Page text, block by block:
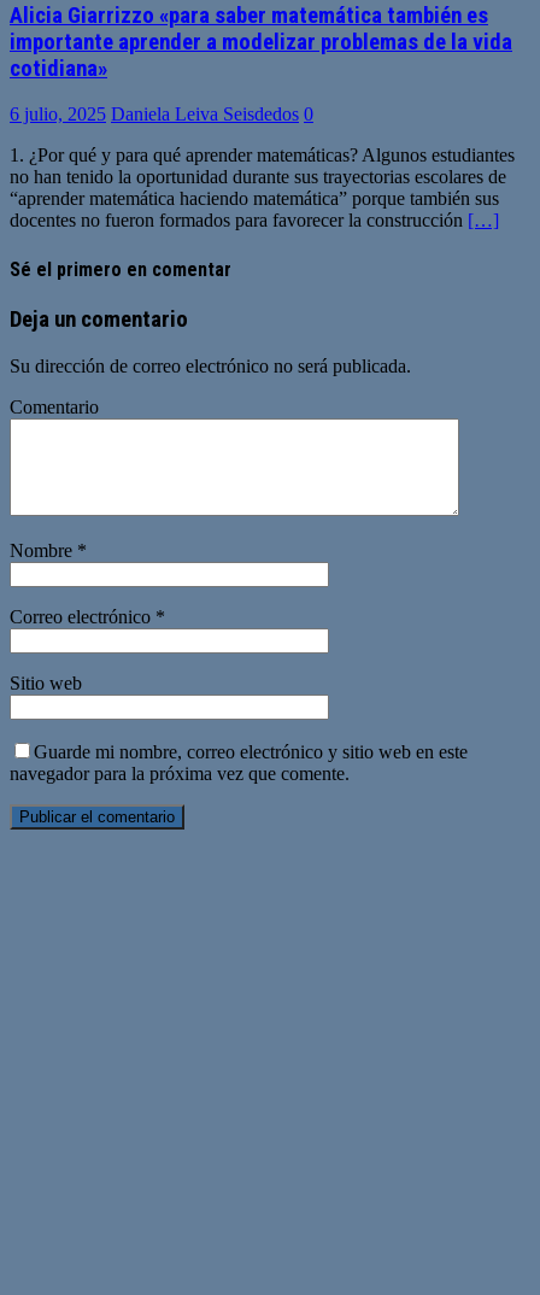
Alicia Giarrizzo «para saber matemática también es
importante aprender a modelizar problemas de la vida
cotidiana»
6 julio, 2025 Daniela Leiva Seisdedos 0
1. ¿Por qué y para qué aprender matemáticas? Algunos estudiantes
no han tenido la oportunidad durante sus trayectorias escolares de
“aprender matemática haciendo matemática” porque también sus
docentes no fueron formados para favorecer la construcción […]
Sé el primero en comentar
Deja un comentario
Su dirección de correo electrónico no será publicada.
Comentario
Nombre *
Correo electrónico *
Sitio web
Guarde mi nombre, correo electrónico y sitio web en este
navegador para la próxima vez que comente.